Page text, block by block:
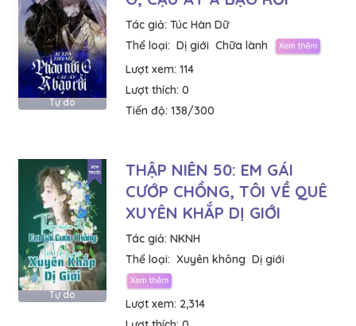
Tự do
Tác giả: Túc Hàn Dữ
Thể loại: Dị giới Chữa lành
Lượt xem: 114
Lượt thích: 0
Tiến độ: 138/300
Tự do
THẬP NIÊN 50: EM GÁI
CƯỚP CHỒNG, TÔI VỀ QUÊ
XUYÊN KHẮP DỊ GIỚI
Tác giả: NKNH
Thể loại: Xuyên không Dị giới
Lượt xem: 2,314